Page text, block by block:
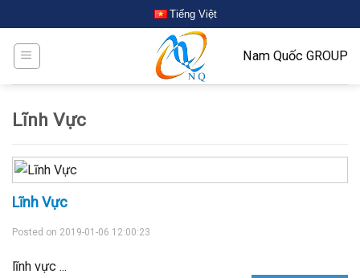
Tiếng Việt
Nam Quốc GROUP
Lĩnh Vực
Lĩnh Vực
Posted on 2019-01-06 12:00:23
lĩnh vực ...